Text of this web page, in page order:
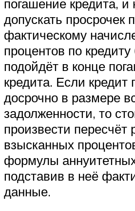
погашение кредита, и
допускать просрочек
фактическому
процентов по
подойдёт в конце
кредита. Если кредит
досрочно в размере
задолженности, то
произвести пересчёт
взысканных
формулы
подставив в неё
данные.